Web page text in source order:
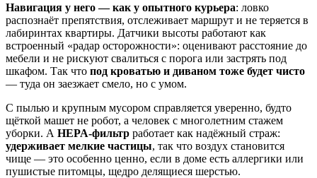
Навигация у него — как у опытного курьера: ловко
распознаёт препятствия, отслеживает маршрут и не теряется в
лабиринтах квартиры. Датчики высоты работают как
встроенный «радар осторожности»: оценивают расстояние до
мебели и не рискуют свалиться с порога или застрять под
шкафом. Так что под кроватью и диваном тоже будет чисто
— туда он заезжает смело, но с умом.
С пылью и крупным мусором справляется уверенно, будто
щёткой машет не робот, а человек с многолетним стажем
уборки. А HEPA‑фильтр работает как надёжный страж:
удерживает мелкие частицы, так что воздух становится
чище — это особенно ценно, если в доме есть аллергики или
пушистые питомцы, щедро делящиеся шерстью.